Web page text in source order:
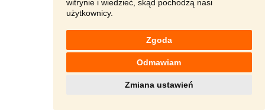
witrynie i wiedzieć, skąd pochodzą nasi
użytkownicy.
Zgoda
Odmawiam
Zmiana ustawień